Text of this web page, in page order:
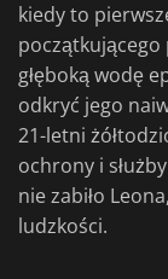
kiedy to
początkującego
głęboką wodę
odkryć jego
21-letni
ochrony i
nie zabiło
ludzkości.